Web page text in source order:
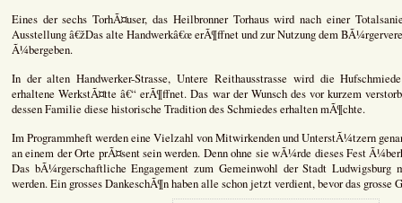
Eines der sechs TorhÃ¤user, das Heilbronner Torhaus wird nach einer
Ausstellung â€žDas alte Handwerkâ€œ erÃ¶ffnet und zur Nutzung dem
Ã¼bergeben.
In der alten Handwerker-Strasse, Untere Reithausstrasse wird die
erhaltene WerkstÃ¤tte â€“ erÃ¶ffnet. Das war der Wunsch des vor kurzem
dessen Familie diese historische Tradition des Schmiedes erhalten mÃ¶chte.
Im Programmheft werden eine Vielzahl von Mitwirkenden und UnterstÃ¼tzern
an einem der Orte prÃ¤sent sein werden. Denn ohne sie wÃ¼rde dieses Fest
Das bÃ¼rgerschaftliche Engagement zum Gemeinwohl der Stadt Ludwigsburg
werden. Ein grosses DankeschÃ¶n haben alle schon jetzt verdient, bevor das grosse